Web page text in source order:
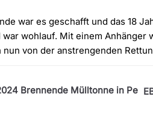
war es geschafft und das 18
wohlauf. Mit einem
von der anstrengenden
Brennende Mülltonne in Pe